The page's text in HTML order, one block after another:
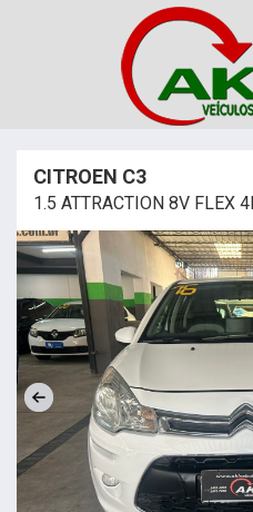
CITROEN C3
1.5 ATTRACTION 8V FLEX